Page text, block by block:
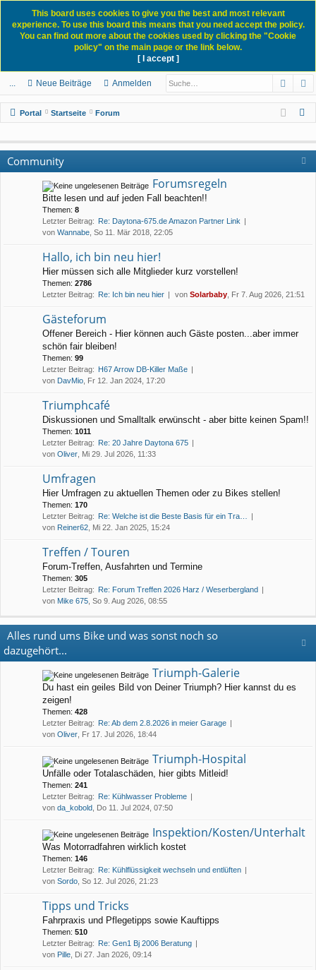
ch
ne
llz
ug
rif
News Blog
lie
de
r
m
el
de
n
ist
rie
re
n
Neue Beiträge Anmelden
Portal Startseite Forum
c
e
Community
Forumsregeln
Bitte lesen und auf jeden Fall beachten!!
Themen: 8
Letzter Beitrag: Re: Daytona-675.de Amazon Partner Link
von Wannabe , So 11. Mär 2018, 22:05
Hallo, ich bin neu hier!
Hier müssen sich alle Mitglieder kurz vorstellen!
Themen: 2786
Letzter Beitrag: Re: Ich bin neu hier von Solarbaby , Fr 7. Aug 2026, 21:51
Gästeforum
Offener Bereich - Hier können auch Gäste posten...aber immer
schön fair bleiben!
Themen: 99
Letzter Beitrag: H67 Arrow DB-Killer Maße
von DavMio , Fr 12. Jan 2024, 17:20
Triumphcafé
Diskussionen und Smalltalk erwünscht - aber bitte keinen Spam!!
Themen: 1011
Letzter Beitrag: Re: 20 Jahre Daytona 675
von Oliver , Mi 29. Jul 2026, 11:33
Umfragen
Hier Umfragen zu aktuellen Themen oder zu Bikes stellen!
Themen: 170
Letzter Beitrag: Re: Welche ist die Beste Basis für ein Tra…
von Reiner62 , Mi 22. Jan 2025, 15:24
Treffen / Touren
Forum-Treffen, Ausfahrten und Termine
Themen: 305
Letzter Beitrag: Re: Forum Treffen 2026 Harz / Weserbergland
von Mike 675 , So 9. Aug 2026, 08:55
Alles rund ums Bike und was sonst noch so
dazugehört...
Triumph-Galerie
Du hast ein geiles Bild von Deiner Triumph? Hier kannst du es
zeigen!
Themen: 428
Letzter Beitrag: Re: Ab dem 2.8.2026 in meier Garage
von Oliver , Fr 17. Jul 2026, 18:44
Triumph-Hospital
Unfälle oder Totalaschäden, hier gibts Mitleid!
Themen: 241
Letzter Beitrag: Re: Kühlwasser Probleme
von da_kobold , Do 11. Jul 2024, 07:50
Inspektion/Kosten/Unterhalt
Was Motorradfahren wirklich kostet
Themen: 146
Letzter Beitrag: Re: Kühlflüssigkeit wechseln und entlüften
von Sordo , So 12. Jul 2026, 21:23
Tipps und Tricks
Fahrpraxis und Pflegetipps sowie Kauftipps
Themen: 510
Letzter Beitrag: Re: Gen1 Bj 2006 Beratung
von Pille , Di 27. Jan 2026, 09:14
This board uses cookies to give you the best and most relevant
experience. To use this board this means that you need accept the policy.
You can find out more about the cookies used by clicking the "Cookie
policy" on the main page or the link below.
[ I accept ]